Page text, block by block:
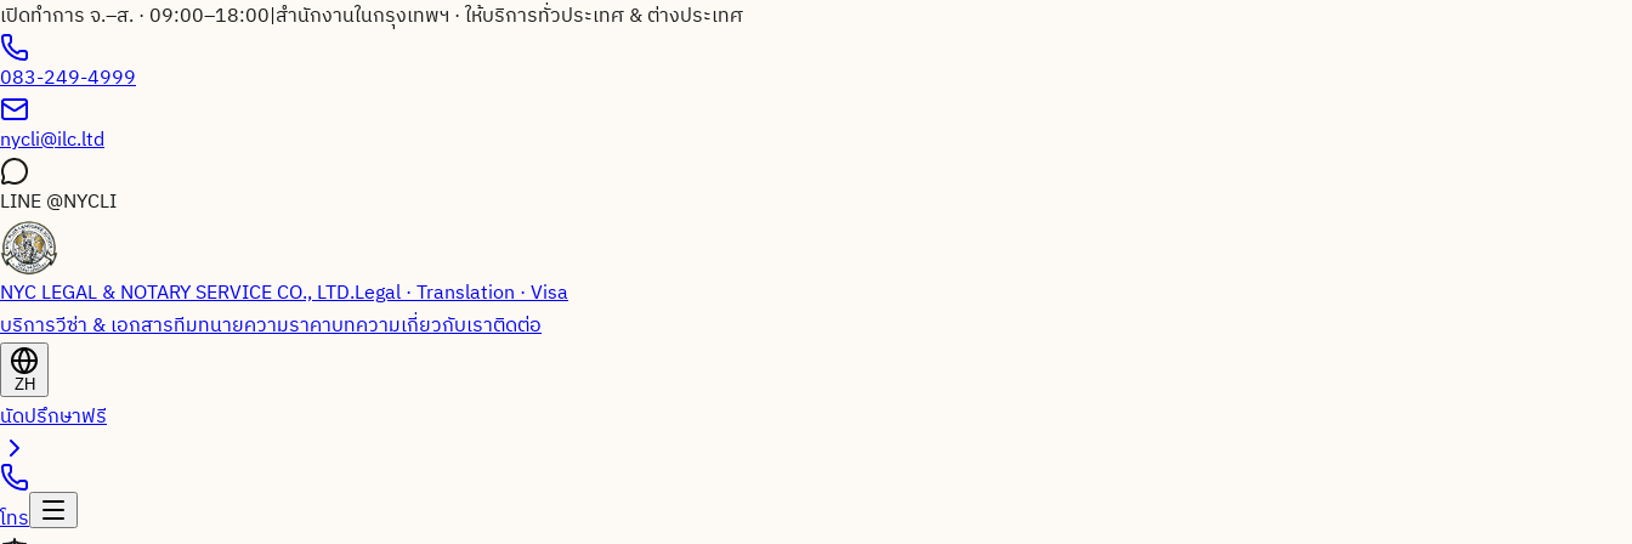
เปิดทำการ จ.–ส. · 09:00–18:00|สำนักงานในกรุงเทพฯ · ให้บริการทั่วประเทศ & ต่างประเทศ
083-249-4999
nycli@ilc.ltd
LINE@NYCLI
NYC LEGAL & NOTARY SERVICE CO., LTD.Legal · Translation · Visa
บริการวีซ่า & เอกสารทีมทนายความราคาบทความเกี่ยวกับเราติดต่อ
ZH
นัดปรึกษาฟรี
โทร